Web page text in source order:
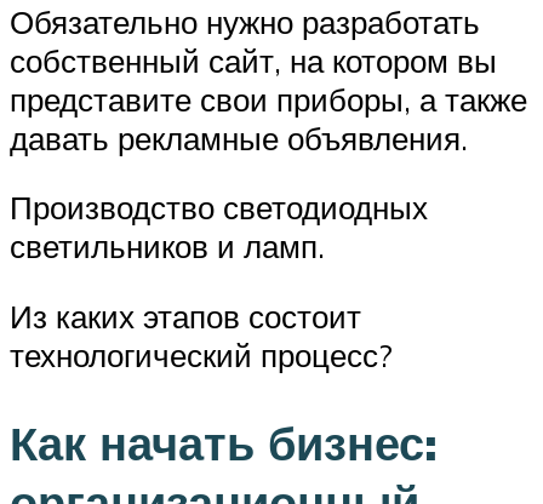
Обязательно нужно разработать
собственный сайт, на котором вы
представите свои приборы, а также
давать рекламные объявления.
Производство светодиодных
светильников и ламп.
Из каких этапов состоит
технологический процесс?
Как начать бизнес: